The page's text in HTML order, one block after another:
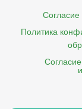
Политика